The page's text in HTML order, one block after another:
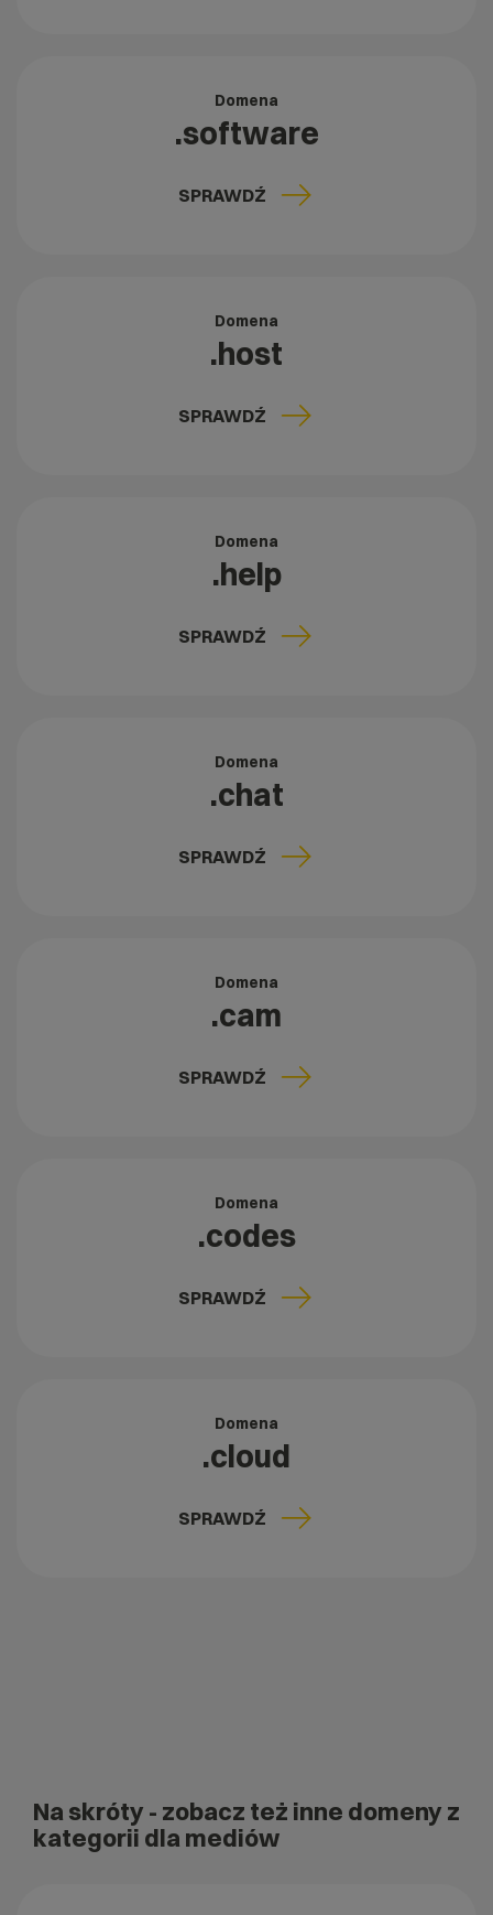
Domena
.software
SPRAWDŹ
Domena
.host
SPRAWDŹ
Domena
.help
SPRAWDŹ
Domena
.chat
SPRAWDŹ
Domena
.cam
SPRAWDŹ
Domena
.codes
SPRAWDŹ
Domena
.cloud
SPRAWDŹ
Na skróty - zobacz też inne domeny z
kategorii dla mediów